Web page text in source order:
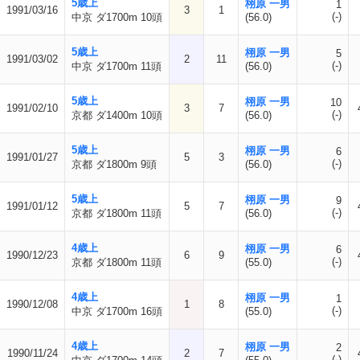
1991/03/16
5歳上
中京 ダ1700m 10頭
3 1
栩原 一男
(56.0)
1
(-)
1991/03/02
5歳上
中京 ダ1700m 11頭
2 11
栩原 一男
(56.0)
5
(-)
1991/02/10
5歳上
京都 ダ1400m 10頭
3 7
栩原 一男
(56.0)
10
(-)
1991/01/27
5歳上
京都 ダ1800m 9頭
5 3
栩原 一男
(56.0)
6
(-)
1991/01/12
5歳上
京都 ダ1800m 11頭
5 7
栩原 一男
(56.0)
9
(-)
1990/12/23
4歳上
京都 ダ1800m 11頭
6 9
栩原 一男
(55.0)
6
(-)
1990/12/08
4歳上
中京 ダ1700m 16頭
1 8
栩原 一男
(55.0)
1
(-)
1990/11/24
4歳上
2 7
栩原 一男
2